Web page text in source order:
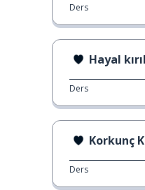
Ders
Hayal
Ders
Korkunç
Ders